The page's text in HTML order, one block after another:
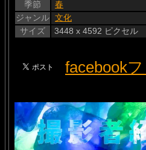
季節
春
ジャンル 文化
サイズ
3448 x 4592 ピクセル
facebook